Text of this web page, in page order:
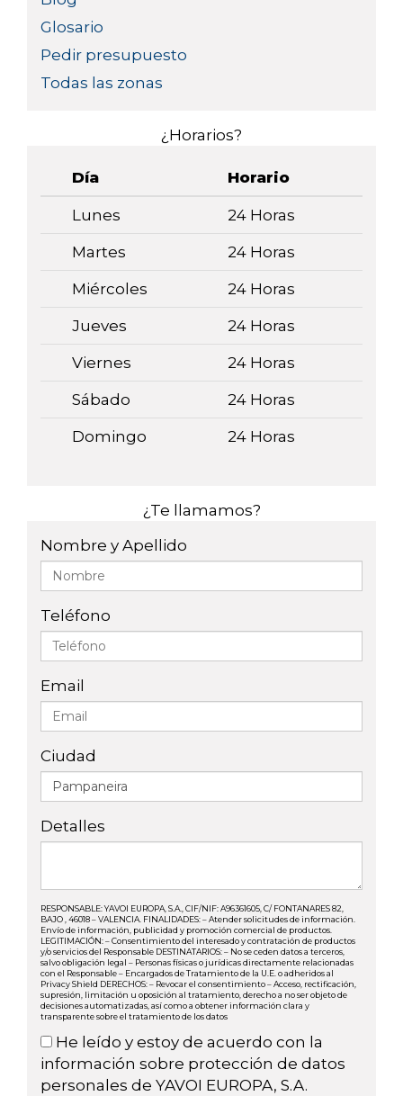
Glosario
Pedir presupuesto
Todas las zonas
¿Horarios?
Día Horario
Lunes 24 Horas
Martes 24 Horas
Miércoles 24 Horas
Jueves 24 Horas
Viernes 24 Horas
Sábado 24 Horas
Domingo 24 Horas
¿Te llamamos?
Nombre y Apellido
Teléfono
Email
Ciudad
Detalles
RESPONSABLE: YAVOI EUROPA, S.A., CIF/NIF: A96361605, C/ FONTANARES 82,
BAJO , 46018 – VALENCIA. FINALIDADES: – Atender solicitudes de información.
Envío de información, publicidad y promoción comercial de productos.
LEGITIMACIÓN: – Consentimiento del interesado y contratación de productos
y/o servicios del Responsable DESTINATARIOS: – No se ceden datos a terceros,
salvo obligación legal – Personas físicas o jurídicas directamente relacionadas
con el Responsable – Encargados de Tratamiento de la U.E. o adheridos al
Privacy Shield DERECHOS: – Revocar el consentimiento – Acceso, rectificación,
supresión, limitación u oposición al tratamiento, derecho a no ser objeto de
decisiones automatizadas, así como a obtener información clara y
transparente sobre el tratamiento de los datos
He leído y estoy de acuerdo con la
información sobre protección de datos
personales de YAVOI EUROPA, S.A.